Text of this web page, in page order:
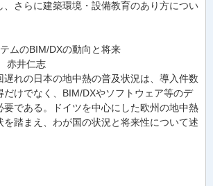
、さらに建築環境・設備教育のあり方につい
ムのBIM/DXの動向と将来
赤井仁志
遅れの日本の地中熱の普及状況は、導入件数
だけでなく、BIM/DXやソフトウェア等のデ
要である。ドイツを中心にした欧州の地中熱
を踏まえ、わが国の状況と将来性について述